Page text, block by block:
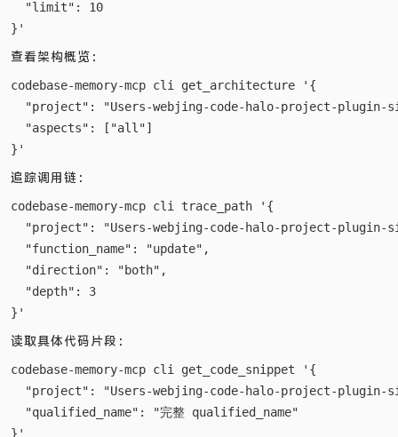
  "limit": 10
查看架构概览：
codebase-memory-mcp cli get_architecture '{
"project": "Users-webjing-code-halo-project-plugin-
  "aspects": ["all"]
追踪调用链：
codebase-memory-mcp cli trace_path '{
"project": "Users-webjing-code-halo-project-plugin-
  "function_name": "update",
  "direction": "both",
  "depth": 3
读取具体代码片段：
codebase-memory-mcp cli get_code_snippet '{
"project": "Users-webjing-code-halo-project-plugin-
  "qualified_name": "完整 qualified_name"